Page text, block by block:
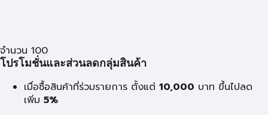
จำนวน 100
โปรโมชั่นและส่วนลดกลุ่มสินค้า
เมื่อซื้อสินค้าที่ร่วมรายการ ตั้งแต่ 10,000 บาท ขึ้นไปลด
เพิ่ม 5%